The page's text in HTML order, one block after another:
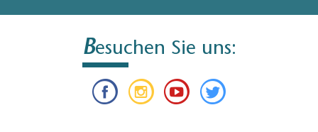
Besuchen Sie uns: